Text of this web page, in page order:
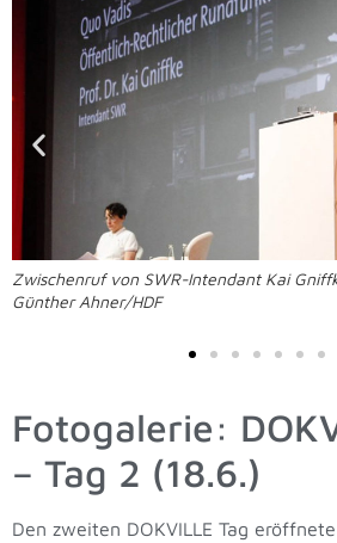
Zwischenruf von SWR-Intendant Kai
Günther Ahner/HDF
Fotogalerie:
– Tag 2 (18.6.)
Den zweiten DOKVILLE Tag